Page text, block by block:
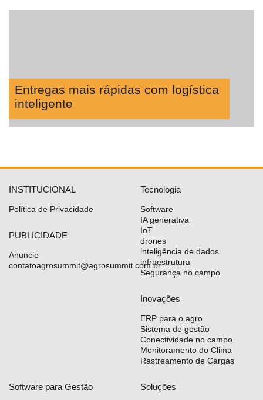
Entregas mais rápidas com logística
inteligente
INSTITUCIONAL
Política de Privacidade
PUBLICIDADE
Anuncie
contatoagrosummit@agrosummit.com.br
Tecnologia
Software
IA generativa
IoT
drones
inteligência de dados
infraestrutura
Segurança no campo
Inovações
ERP para o agro
Sistema de gestão
Conectividade no campo
Monitoramento do Clima
Rastreamento de Cargas
Software para Gestão Soluções